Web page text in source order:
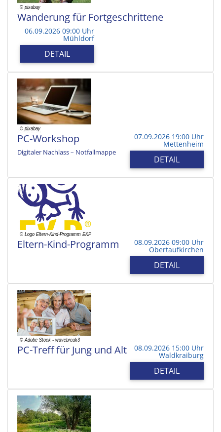
Wanderung für Fortgeschrittene
06.09.2026 09:00 Uhr
Mühldorf
DETAIL
PC-Workshop
Digitaler Nachlass – Notfallmappe
07.09.2026 19:00 Uhr
Mettenheim
DETAIL
Eltern-Kind-Programm 08.09.2026 09:00 Uhr
Obertaufkirchen
DETAIL
PC-Treff für Jung und Alt 08.09.2026 15:00 Uhr
Waldkraiburg
DETAIL